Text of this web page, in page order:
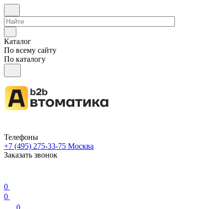
Каталог
По всему сайту
По каталогу
Телефоны
+7 (495) 275-33-75 Москва
Заказать звонок
0
0